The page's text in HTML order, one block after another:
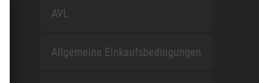
AVL
Allgemeine Einkaufsbedingungen